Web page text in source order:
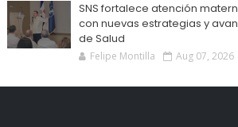
SNS fortalece atención
con nuevas estrategias y
de Salud
Felipe Montilla Aug 07, 2026